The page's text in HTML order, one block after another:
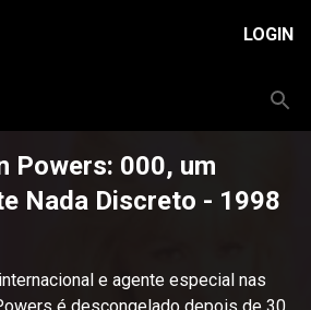
LOGIN
Powers: 000, um
Nada Discreto - 1998
e agente especial nas